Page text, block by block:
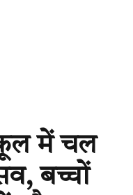
में चल
बच्चों